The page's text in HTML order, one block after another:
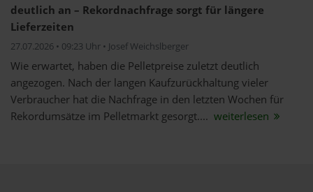
deutlich an – Rekordnachfrage sorgt für längere
Lieferzeiten
27.07.2026 • 09:23 Uhr • Josef Weichslberger
Wie erwartet, haben die Pelletpreise zuletzt deutlich
angezogen. Nach der langen Kaufzurückhaltung vieler
Verbraucher hat die Nachfrage in den letzten Wochen für
Rekordumsätze im Pelletmarkt gesorgt.... weiterlesen